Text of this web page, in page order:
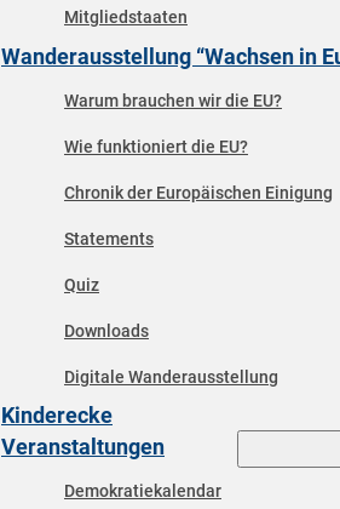
Mitgliedstaaten
Wanderausstellung “Wachsen in
Warum brauchen wir die EU?
Wie funktioniert die EU?
Chronik der Europäischen Einigung
Statements
Quiz
Downloads
Digitale Wanderausstellung
Kinderecke
Veranstaltungen
Demokratiekalendar